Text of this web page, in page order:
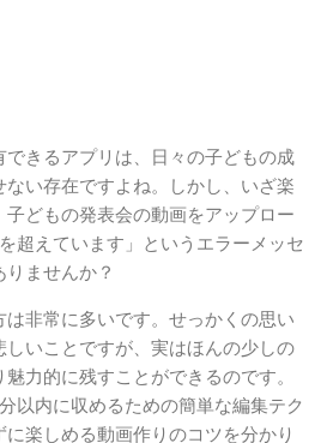
きるアプリは、日々の子どもの成
い存在ですよね。しかし、いざ楽
子どもの発表会の動画をアップロー
超えています」というエラーメッセ
ませんか？
非常に多いです。せっかくの思い
いことですが、実はほんの少しの
力的に残すことができるのです。
以内に収めるための簡単な編集テク
楽しめる動画作りのコツを分かり